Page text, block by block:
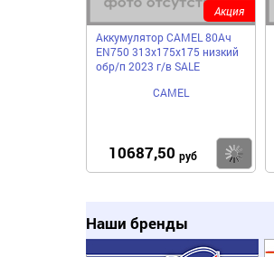
Аккумулятор CAMEL 80Ач
EN750 313х175х175 низкий
обр/п 2023 г/в SALE
CAMEL
10687,50 руб
Акция
Наши бренды